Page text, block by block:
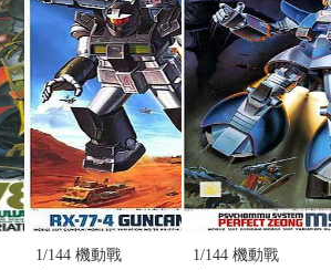
FLIPPER(不
挑盒況)(售完
缺貨...
售價:0
MINE
LAYER(不挑
盒況)(售完缺
貨...
售價:0
1/144 機動戰
1/144 機動戰